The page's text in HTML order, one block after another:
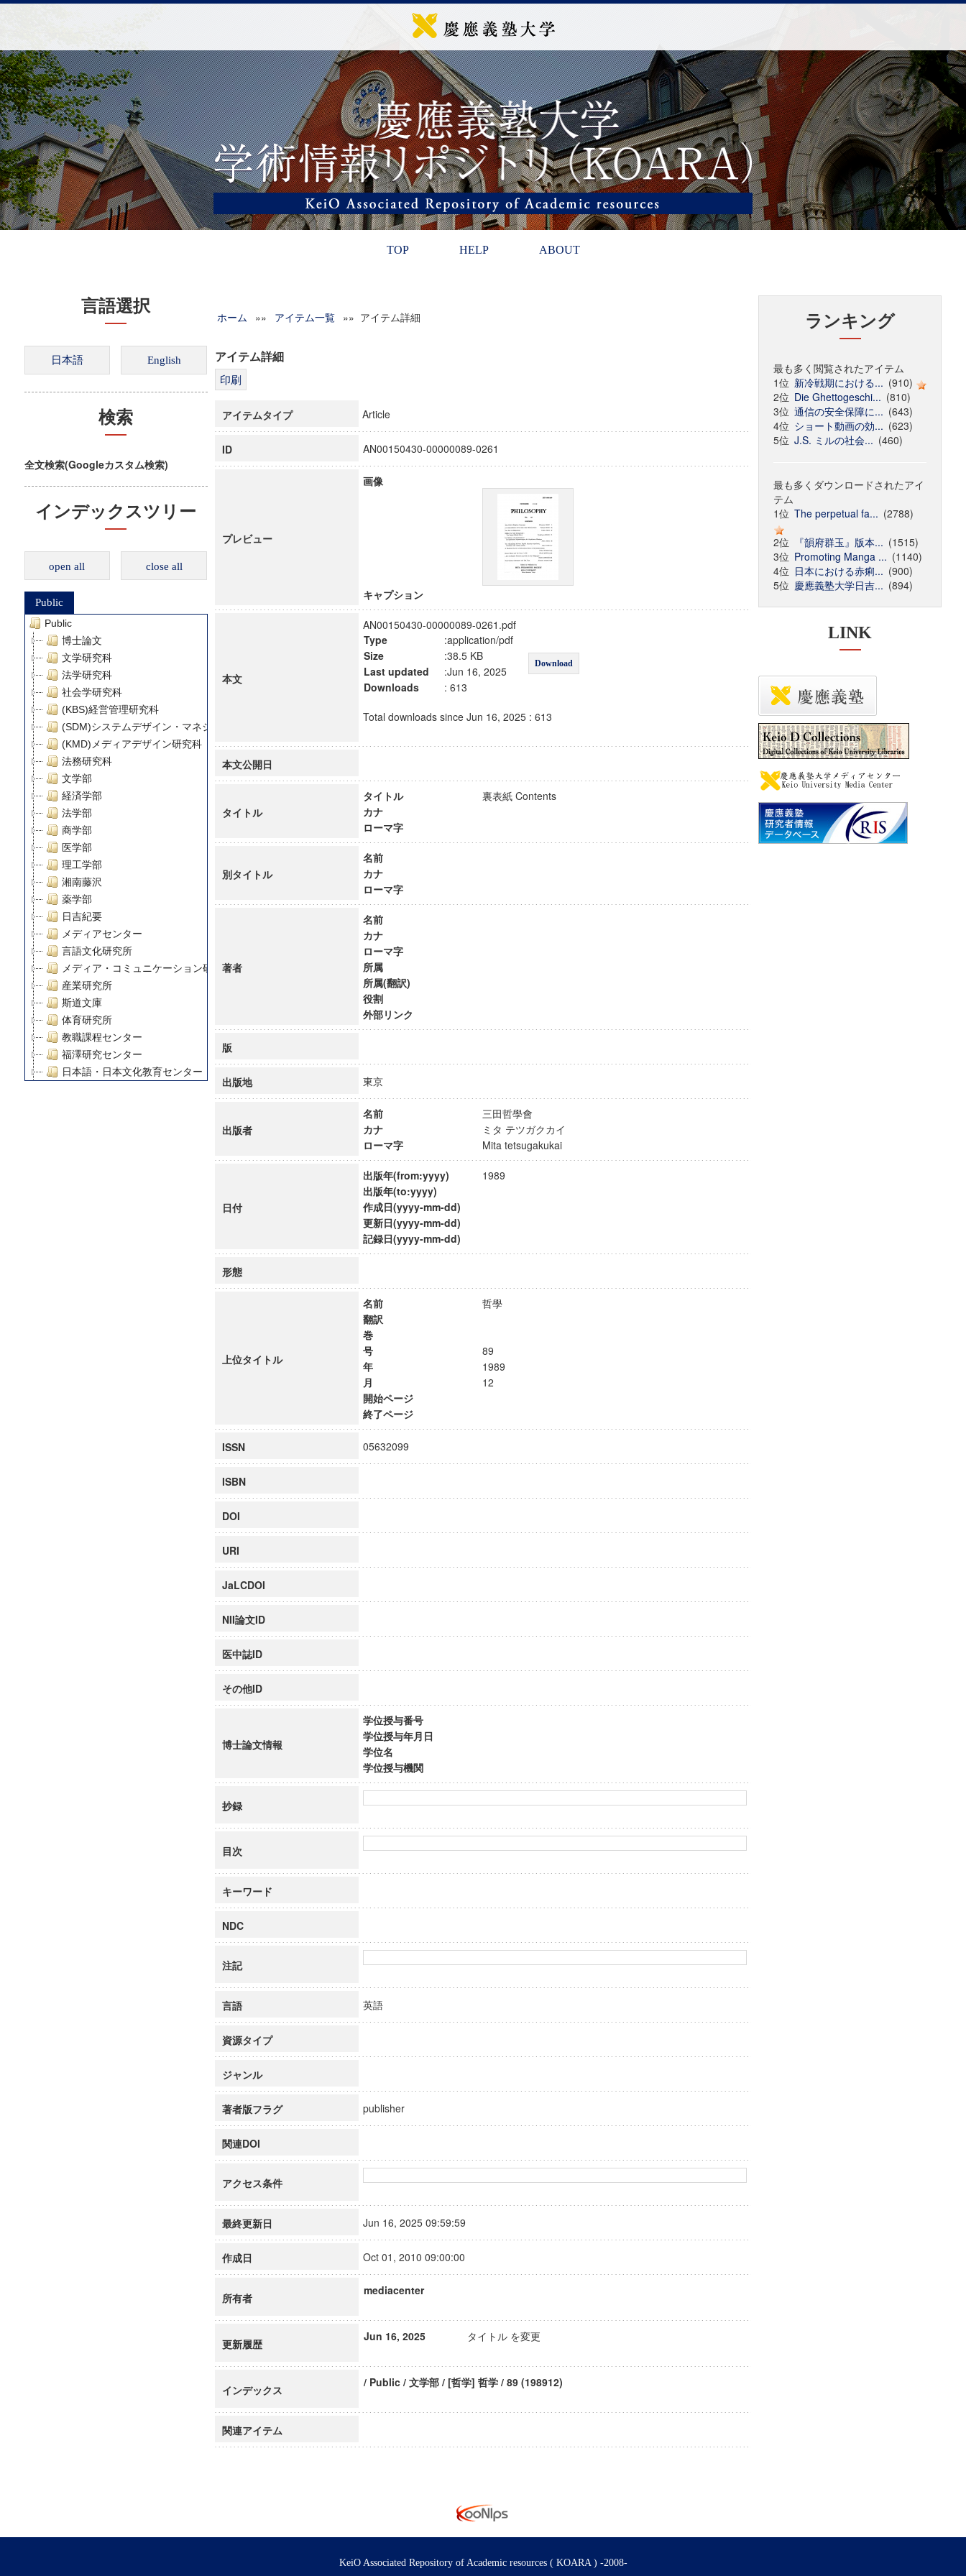
TOP HELP ABOUT
言語選択
検索
全文検索(Googleカスタム検索)
インデックスツリー
open all close all
Public
Public
博士論文
文学研究科
法学研究科
社会学研究科
(KBS)経営管理研究科
(SDM)システムデザイン・マネジメント研究科
(KMD)メディアデザイン研究科
法務研究科
文学部
経済学部
法学部
商学部
医学部
理工学部
湘南藤沢
薬学部
日吉紀要
メディアセンター
言語文化研究所
メディア・コミュニケーション研究所
産業研究所
斯道文庫
体育研究所
教職課程センター
福澤研究センター
日本語・日本文化教育センター
デジタルメディア・コンテンツ統合研究センター
慶應義塾大学グローバルCOEプログラム市民社会ガバナンス教育研究センター
慶應義塾大学グローバルCOEプログラム論理と感性の先端的教育研究拠点
博士課程教育リーディングプログラム「超成熟社会発展のサイエンス」
ホーム »» アイテム一覧 »» アイテム詳細
アイテム詳細
アイテムタイプ Article
ID AN00150430-00000089-0261
プレビュー
画像
キャプション
本文
AN00150430-00000089-0261.pdf
Type
:application/pdf
Download
Size
:38.5 KB
Last updated
:Jun 16, 2025
Downloads
: 613
Total downloads since Jun 16, 2025 : 613
本文公開日
タイトル
タイトル
裏表紙 Contents
カナ
ローマ字
別タイトル
名前
カナ
ローマ字
著者
名前
カナ
ローマ字
所属
所属(翻訳)
役割
外部リンク
版
出版地 東京
出版者
名前
三田哲學會
カナ
ミタ テツガクカイ
ローマ字
Mita tetsugakukai
日付
出版年(from:yyyy)
1989
出版年(to:yyyy)
作成日(yyyy-mm-dd)
更新日(yyyy-mm-dd)
記録日(yyyy-mm-dd)
形態
上位タイトル
名前
哲學
翻訳
巻
号
89
年
1989
月
12
開始ページ
終了ページ
ISSN 05632099
ISBN
DOI
URI
JaLCDOI
NII論文ID
医中誌ID
その他ID
博士論文情報
学位授与番号
学位授与年月日
学位名
学位授与機関
抄録
目次
キーワード
NDC
注記
言語 英語
資源タイプ
ジャンル
著者版フラグ publisher
関連DOI
アクセス条件
最終更新日 Jun 16, 2025 09:59:59
作成日 Oct 01, 2010 09:00:00
所有者
mediacenter
更新履歴
Jun 16, 2025 タイトル を変更
インデックス
/ Public / 文学部 / [哲学] 哲学 / 89 (198912)
関連アイテム
ランキング
最も多く閲覧されたアイテム
1位 新冷戦期における... (910)
2位 Die Ghettogeschi... (810)
3位 通信の安全保障に... (643)
4位 ショート動画の効... (623)
5位 J.S. ミルの社会... (460)
最も多くダウンロードされたアイ
テム
1位 The perpetual fa... (2788)
2位
『韻府群玉』版本... (1515)
3位 Promoting Manga ... (1140)
4位 日本における赤痢... (900)
5位 慶應義塾大学日吉... (894)
LINK
KeiO Associated Repository of Academic resources ( KOARA ) -2008-